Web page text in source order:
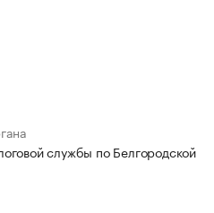
службы по Белгородской